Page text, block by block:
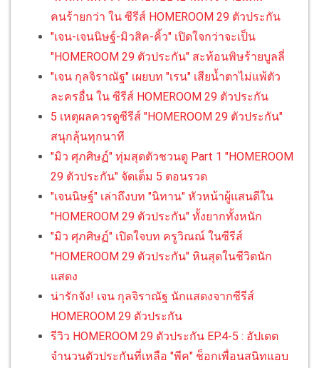
คนร้ายกว่า ใน ซีรีส์ HOMEROOM 29 ตัวประกัน
"เจน-เจนนิษฐ์-มิวสิค-คิ้ว" เปิดใจกว่าจะเป็น
"HOMEROOM 29 ตัวประกัน" สะท้อนพิษร้ายบูลลี่
"เจน กุลจิราณัฐ" เผยบท "เรน" เสียน้ำตาไม่แพ้ตัว
ละครอื่น ใน ซีรีส์ HOMEROOM 29 ตัวประกัน
5 เหตุผลควรดูซีรีส์ "HOMEROOM 29 ตัวประกัน"
สนุกลุ้นทุกนาที
"มิว ศุภศิษฏ์" ทุ่มสุดตัวชวนดู Part 1 "HOMEROOM
29 ตัวประกัน" จัดเต็ม 5 ตอนรวด
"เจนนิษฐ์" เล่าถึงบท "นิทาน" หัวหน้าผู้แสนดีใน
"HOMEROOM 29 ตัวประกัน" ทั้งยากทั้งหนัก
"มิว ศุภศิษฏ์" เปิดใจบท ครูวิณณ์ ในซีรีส์
"HOMEROOM 29 ตัวประกัน" หินสุดในชีวิตนัก
แสดง
น่ารักจัง! เจน กุลจิราณัฐ นักแสดงจากซีรีส์
HOMEROOM 29 ตัวประกัน
รีวิว HOMEROOM 29 ตัวประกัน EP.4-5 : อัปเดต
จำนวนตัวประกันที่เหลือ "พีค" ช็อกเพื่อนสนิทแอบ